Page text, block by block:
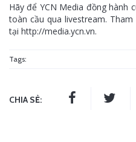
Hãy để YCN Media đồng hành
toàn cầu qua livestream.
tại http://media.ycn.vn.
Tags:
CHIA SẺ: